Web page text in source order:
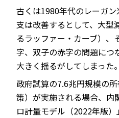
古くは1980年代のレーガ
支は改善するとして、大型
るラッファー・カーブ）
字、双子の赤字の問題につ
大きく揺るがしてしまった。
政府試算の7.6兆円規模の
策）が実施される場合、内
ロ計量モデル（2022年版